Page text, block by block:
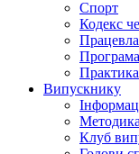
Спорт
Кодекс
Програма
Практика
Випускнику
Клуб